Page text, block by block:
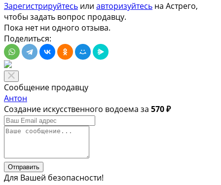
Зарегистрируйтесь или авторизуйтесь на Астрего,
чтобы задать вопрос продавцу.
Пока нет ни одного отзыва.
Поделиться:
Сообщение продавцу
Антон
Создание искусственного водоема за 570 ₽
Отправить
Для Вашей безопасности!